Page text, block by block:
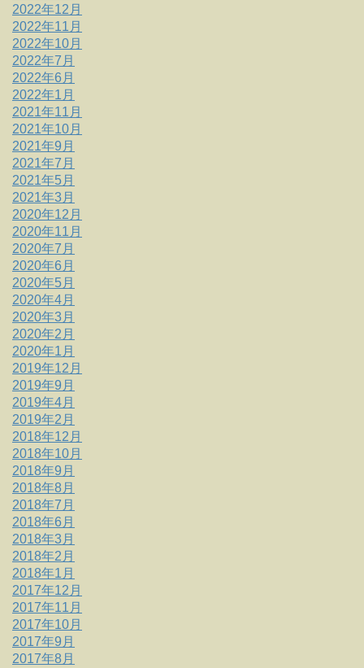
2022年12月
2022年11月
2022年10月
2022年7月
2022年6月
2022年1月
2021年11月
2021年10月
2021年9月
2021年7月
2021年5月
2021年3月
2020年12月
2020年11月
2020年7月
2020年6月
2020年5月
2020年4月
2020年3月
2020年2月
2020年1月
2019年12月
2019年9月
2019年4月
2019年2月
2018年12月
2018年10月
2018年9月
2018年8月
2018年7月
2018年6月
2018年3月
2018年2月
2018年1月
2017年12月
2017年11月
2017年10月
2017年9月
2017年8月